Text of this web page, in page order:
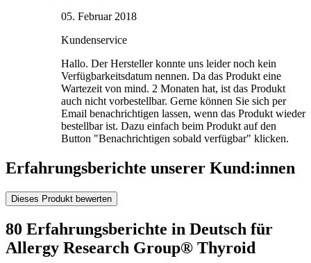
05. Februar 2018
Kundenservice
Hallo. Der Hersteller konnte uns leider noch kein
Verfügbarkeitsdatum nennen. Da das Produkt eine
Wartezeit von mind. 2 Monaten hat, ist das Produkt
auch nicht vorbestellbar. Gerne können Sie sich per
Email benachrichtigen lassen, wenn das Produkt wieder
bestellbar ist. Dazu einfach beim Produkt auf den
Button "Benachrichtigen sobald verfügbar" klicken.
Erfahrungsberichte unserer Kund:innen
Dieses Produkt bewerten
80 Erfahrungsberichte in Deutsch für
Allergy Research Group® Thyroid